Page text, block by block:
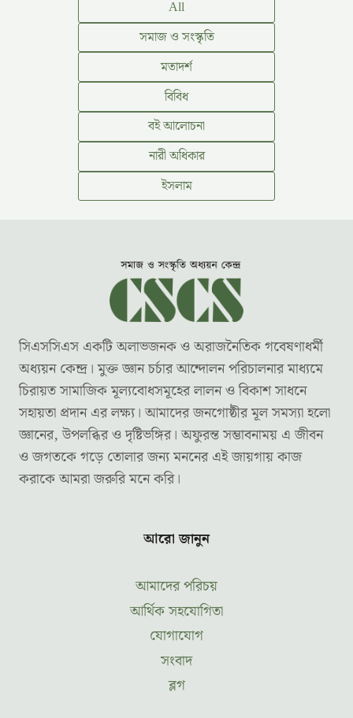
All
সমাজ ও সংস্কৃতি
মতাদর্শ
বিবিধ
বই আলোচনা
নারী অধিকার
ইসলাম
সিএসসিএস একটি অলাভজনক ও অরাজনৈতিক গবেষণাধর্মী
অধ্যয়ন কেন্দ্র। মুক্ত জ্ঞান চর্চার আন্দোলন পরিচালনার মাধ্যমে
চিরায়ত সামাজিক মূল্যবোধসমূহের লালন ও বিকাশ সাধনে
সহায়তা প্রদান এর লক্ষ্য। আমাদের জনগোষ্ঠীর মূল সমস্যা হলো
জ্ঞানের, উপলব্ধির ও দৃষ্টিভঙ্গির। অফুরন্ত সম্ভাবনাময় এ জীবন
ও জগতকে গড়ে তোলার জন্য মননের এই জায়গায় কাজ
করাকে আমরা জরুরি মনে করি।
আরো জানুন
আমাদের পরিচয়
আর্থিক সহযোগিতা
যোগাযোগ
সংবাদ
ব্লগ